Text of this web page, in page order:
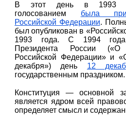
В этот день в 1993
голосованием была
Российской Федерации.
был опубликован в
1993 года. С 1994 года,
Президента России («О
Российской Федерации» и
декабря») день 12
государственным праздником.
Конституция — основной
является ядром всей
определяет смысл и